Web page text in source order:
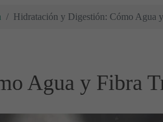
Hidratación y Digestión: Cómo Agua
Agua y Fibra